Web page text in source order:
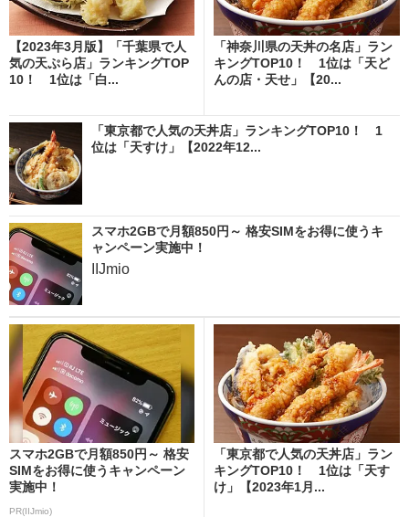
【2023年3月版】「千葉県で人
気の天ぷら店」ランキングTOP
10！ 1位は「白...
「神奈川県の天丼の名店」ラン
キングTOP10！ 1位は「天ど
んの店・天せ」【20...
「東京都で人気の天丼店」ランキングTOP10！ 1
位は「天すけ」【2022年12...
スマホ2GBで月額850円～ 格安SIMをお得に使うキ
ャンペーン実施中！
IIJmio
スマホ2GBで月額850円～ 格安
SIMをお得に使うキャンペーン
実施中！
PR(IIJmio)
「東京都で人気の天丼店」ラン
キングTOP10！ 1位は「天す
け」【2023年1月...